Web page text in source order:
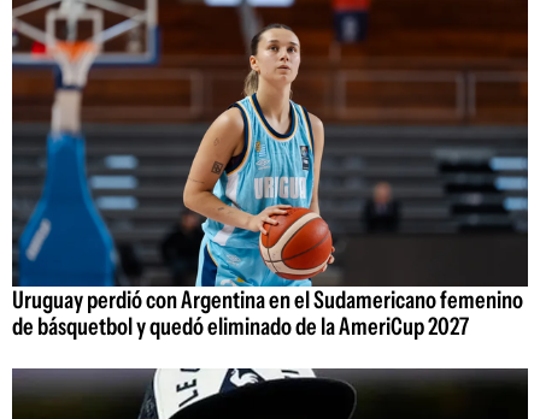
Uruguay perdió con Argentina en el Sudamericano femenino
de básquetbol y quedó eliminado de la AmeriCup 2027